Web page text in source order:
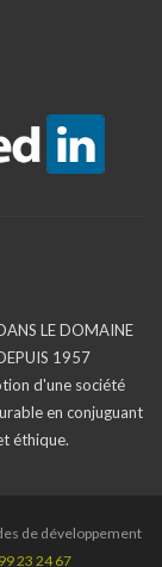
LE DOMAINE
1957
d'une société
en conjuguant
éthique.
de développement
23 24 67